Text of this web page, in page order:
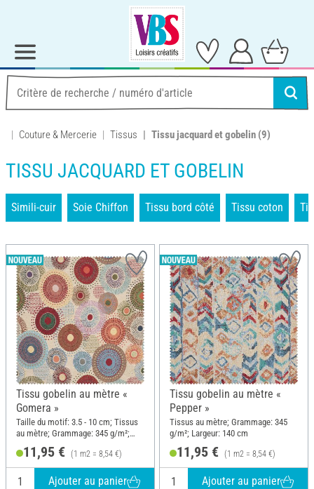
Couture & Mercerie Tissus Tissu jacquard et gobelin (9)
TISSU JACQUARD ET GOBELIN
Simili-cuir Soie Chiffon Tissu bord côté Tissu coton
Tissu gobelin au mètre «
Gomera »
Taille du motif: 3.5 - 10 cm; Tissus
au mètre; Grammage: 345 g/m²;
11,95 € (1 m2 = 8,54 €)
Ajouter au panier
Tissu gobelin au mètre «
Pepper »
Tissus au mètre; Grammage: 345
g/m²; Largeur: 140 cm
11,95 € (1 m2 = 8,54 €)
Ajouter au panier